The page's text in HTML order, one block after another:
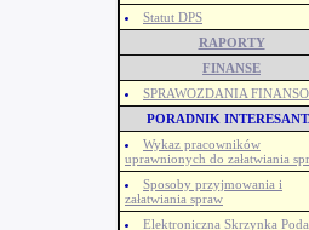
Statut DPS
RAPORTY
FINANSE
SPRAWOZDANIA
PORADNIK
Wykaz pracowników
uprawnionych do załatwiania
Sposoby przyjmowania i
załatwiania spraw
Elektroniczna Skrzynka